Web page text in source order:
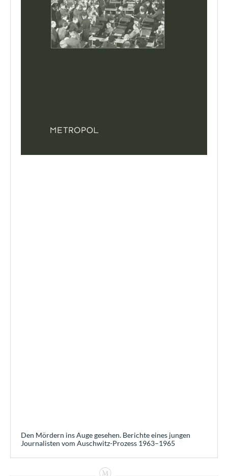
Den Mördern ins Auge gesehen. Berichte eines jungen
Journalisten vom Auschwitz-Prozess 1963–1965